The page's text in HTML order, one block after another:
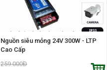
Nguồn siêu mỏng 24V 300W - LTP
Cao Cấp
259.000Đ